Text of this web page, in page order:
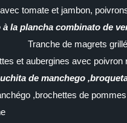
tomate et jambon,
la plancha combinato de
Tranche de magrets
et aubergines avec poivron
de manchego
,brochettes de